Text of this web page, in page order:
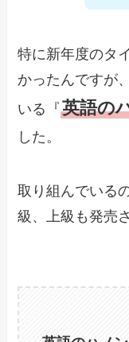
特に新年度のタ
かったんですが
いる『英語の
した。
取り組んでいる
級、上級も発売